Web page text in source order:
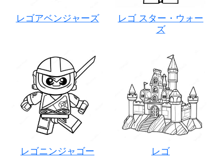
レゴアベンジャーズ
レゴ スター・ウォー
ズ
レゴニンジャゴー レゴ